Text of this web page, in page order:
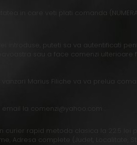
in care veti plati comanda
introduse, puteti sa va autentificati
sau a face comenzi ulterioare
Marius Filiche va va prelua
la comenzi@yahoo.com :
curier rapid metoda clasica la 22.5 lei
Adresa complete (Judet, Localitate,